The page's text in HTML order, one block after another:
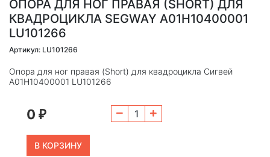
ОПОРА ДЛЯ НОГ ПРАВАЯ (SHORT) ДЛЯ
КВАДРОЦИКЛА SEGWAY A01H10400001
LU101266
Артикул: LU101266
Опора для ног правая (Short) для квадроцикла Сигвей
A01H10400001 LU101266
0 ₽